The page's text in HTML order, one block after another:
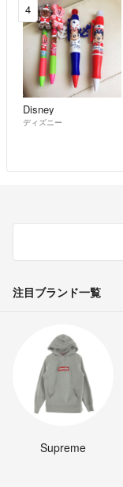
4
Disney
ディズニー
注目ブランド一覧
Supreme